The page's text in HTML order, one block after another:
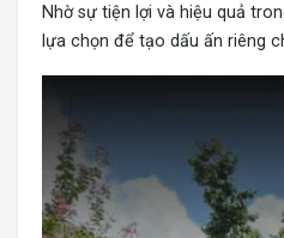
Nhờ sự tiện lợi và hiệu quả
lựa chọn để tạo dấu ấn riêng